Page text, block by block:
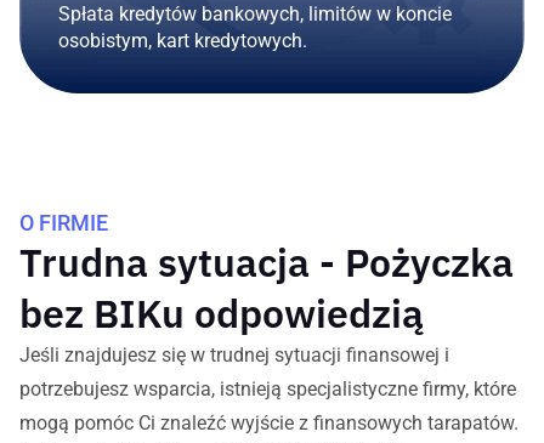
Spłata kredytów bankowych, limitów w koncie
osobistym, kart kredytowych.
O FIRMIE
Trudna sytuacja - Pożyczka
bez BIKu odpowiedzią
Jeśli znajdujesz się w trudnej sytuacji finansowej i
potrzebujesz wsparcia, istnieją specjalistyczne firmy, które
mogą pomóc Ci znaleźć wyjście z finansowych tarapatów.